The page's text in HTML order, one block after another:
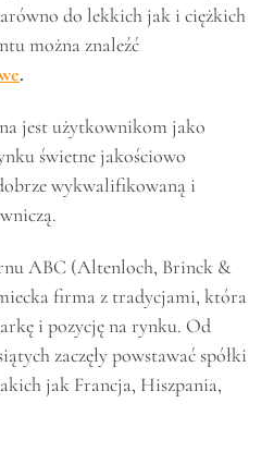
do lekkich jak i ciężkich
można znaleźć
.
jest użytkownikom jako
świetne jakościowo
wykwalifikowaną i
ABC (Altenloch, Brinck &
firma z tradycjami, która
i pozycję na rynku. Od
zaczęły powstawać spółki
jak Francja, Hiszpania,